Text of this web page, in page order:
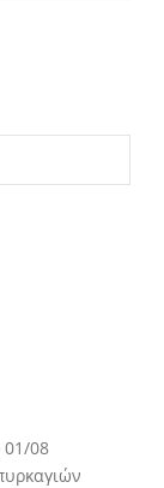
01/08